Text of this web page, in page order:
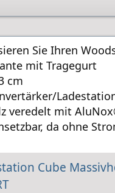
Sie Ihren
mit Tragegurt
cm
veredelt mit
da ohne
Cube